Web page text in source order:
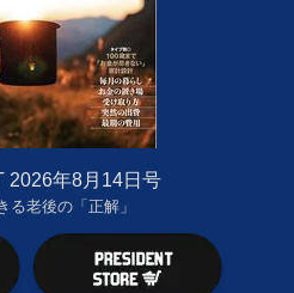
2026年8月14日号
る老後の「正解」